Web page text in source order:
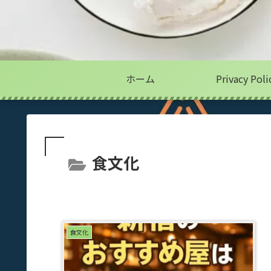
ホーム Privacy
食文化
食文化